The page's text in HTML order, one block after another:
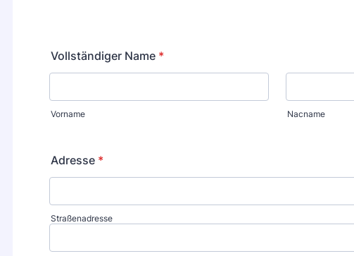
Vollständiger Name *
Vorname Nacname
Adresse *
Straßenadresse